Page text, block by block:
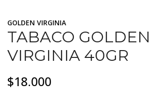
GOLDEN VIRGINIA
TABACO GOLDEN
VIRGINIA 40GR
$18.000